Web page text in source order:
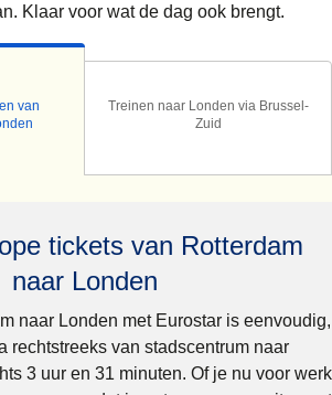
Klaar voor wat de dag ook brengt.
van
Treinen naar Londen via Brussel-
Zuid
tickets van Rotterdam
naar Londen
naar Londen met Eurostar is eenvoudig,
rechtstreeks van stadscentrum naar
3 uur en 31 minuten. Of je nu voor werk